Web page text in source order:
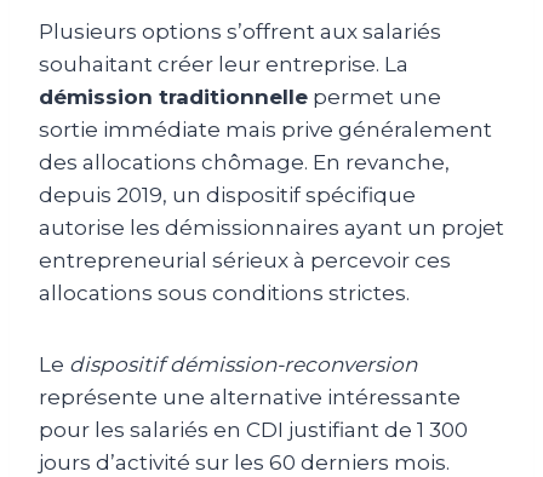
Plusieurs options s’offrent aux salariés
souhaitant créer leur entreprise. La
démission traditionnelle permet une
sortie immédiate mais prive généralement
des allocations chômage. En revanche,
depuis 2019, un dispositif spécifique
autorise les démissionnaires ayant un projet
entrepreneurial sérieux à percevoir ces
allocations sous conditions strictes.
Le dispositif démission-reconversion
représente une alternative intéressante
pour les salariés en CDI justifiant de 1 300
jours d’activité sur les 60 derniers mois.